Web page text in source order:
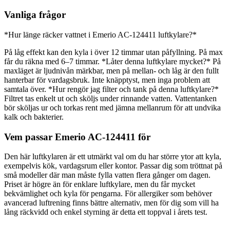
Vanliga frågor
*Hur länge räcker vattnet i Emerio AC-124411 luftkylare?*
På låg effekt kan den kyla i över 12 timmar utan påfyllning. På max
får du räkna med 6–7 timmar. *Låter denna luftkylare mycket?* På
maxläget är ljudnivån märkbar, men på mellan- och låg är den fullt
hanterbar för vardagsbruk. Inte knäpptyst, men inga problem att
samtala över. *Hur rengör jag filter och tank på denna luftkylare?*
Filtret tas enkelt ut och sköljs under rinnande vatten. Vattentanken
bör sköljas ur och torkas rent med jämna mellanrum för att undvika
kalk och bakterier.
Vem passar Emerio AC-124411 för
Den här luftkylaren är ett utmärkt val om du har större ytor att kyla,
exempelvis kök, vardagsrum eller kontor. Passar dig som tröttnat på
små modeller där man måste fylla vatten flera gånger om dagen.
Priset är högre än för enklare luftkylare, men du får mycket
bekvämlighet och kyla för pengarna. För allergiker som behöver
avancerad luftrening finns bättre alternativ, men för dig som vill ha
lång räckvidd och enkel styrning är detta ett toppval i årets test.